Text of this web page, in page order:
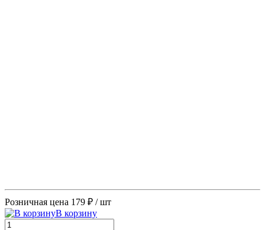
Розничная цена 179 ₽ / шт
В корзину